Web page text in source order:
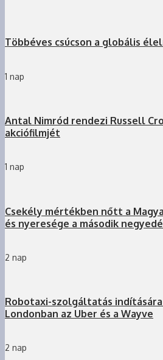
Többéves csúcson a globális
1 nap
Antal Nimród rendezi Russell
akciófilmjét
1 nap
Csekély mértékben nőtt a
és nyeresége a második
2 nap
Robotaxi-szolgáltatás
Londonban az Uber és a Wayve
2 nap